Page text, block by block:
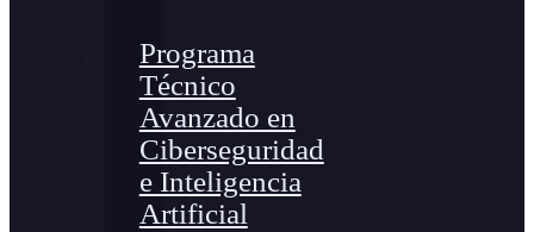
Programa
Técnico
Avanzado en
Ciberseguridad
e Inteligencia
Artificial